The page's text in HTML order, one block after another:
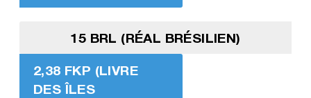
15 BRL (RÉAL BRÉSILIEN)
2,38 FKP (LIVRE
DES ÎLES